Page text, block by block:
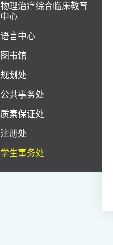
物理治疗综合临床教育
中心
语言中心
图书馆
规划处
公共事务处
质素保证处
注册处
学生事务处